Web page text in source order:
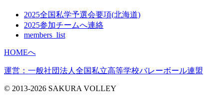
2025全国私学予選会要項(北海道)
2025参加チームへ連絡
members_list
HOMEへ
運営：一般社団法人全国私立高等学校バレーボール連盟
© 2013-2026 SAKURA VOLLEY